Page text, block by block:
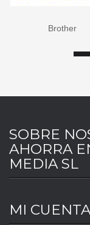
Brother
SOBRE
AHORRA
MEDIA SL
MI CUENTA